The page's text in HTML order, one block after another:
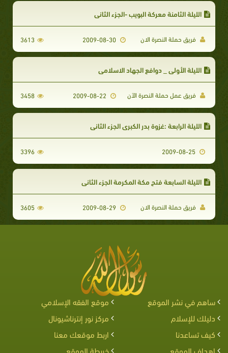
الليلة الثامنة معركة البويب -الجزء الثاني
فريق حملة النصرة الان 3613
الليلة الأولى _ دوافع الجهاد الاسلامي
فريق عمل حملة النصرة الآن 3458
الليلة الرابعة :غزوة بدر الكبرى الجزء الثاني
3396
الليلة السابعة فتح مكة المكرمة الجزء الثاني
فريق حملة النصرة الان 3605
ساهم في نشر الموقع
موقع الفقه الإسلامي
دليلك للإسلام
مركز نور إنترناشيونال
كيف تساعدنا
اربط موقعك معنا
اهداف الموقع
خريطة الموقع